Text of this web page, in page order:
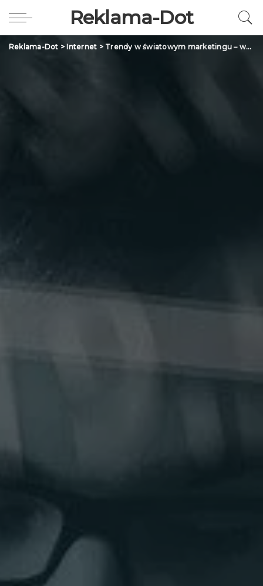
Reklama-Dot
Reklama-Dot > Internet > Trendy w światowym marketingu – wyniki międzynarodowego badania z okresu pandemi